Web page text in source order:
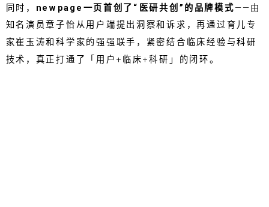
同时， newpage一页首创了“医研共创”的品牌模式——由
知名演员章子怡从用户端提出洞察和诉求，再通过育儿专
家崔玉涛和科学家的强强联手，紧密结合临床经验与科研
技术，真正打通了「用户+临床+科研」的闭环。